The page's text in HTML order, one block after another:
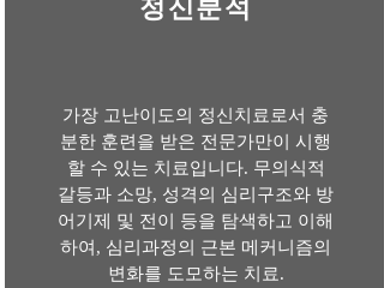
​정신분석​
​가장 고난이도의 정신치료로서 충
분한 훈련을 받은 전문가만이 시행
할 수 있는 치료입니다. 무의식적
갈등과 소망, 성격의 심리구조와 방
어기제 및 전이 등을 탐색하고 이해
하여, 심리과정의 근본 메커니즘의
변화를 도모하는 치료.